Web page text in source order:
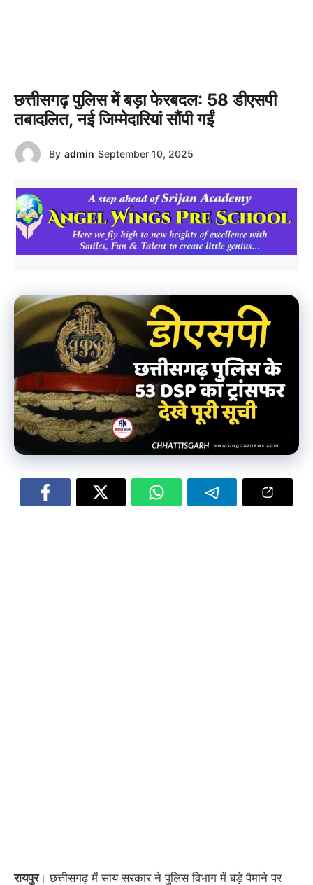
छत्तीसगढ़ पुलिस में बड़ा फेरबदल: 58 डीएसपी
तबादलित, नई जिम्मेदारियां सौंपी गईं
By admin September 10, 2025
रायपुर। छत्तीसगढ़ में साय सरकार ने पुलिस विभाग में बड़े पैमाने पर